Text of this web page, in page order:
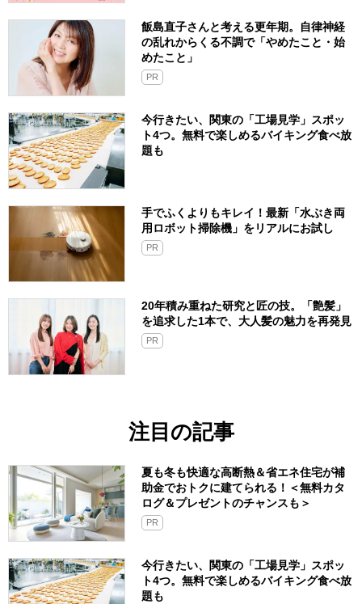
飯島直子さんと考える更年期。自律神経
の乱れからくる不調で「やめたこと・始
めたこと」
PR
今行きたい、関東の「工場見学」スポッ
ト4つ。無料で楽しめるバイキング食べ放
題も
手でふくよりもキレイ！最新「水ぶき両
用ロボット掃除機」をリアルにお試し
PR
20年積み重ねた研究と匠の技。「艶髪」
を追求した1本で、大人髪の魅力を再発見
PR
注目の記事
夏も冬も快適な高断熱＆省エネ住宅が補
助金でおトクに建てられる！＜無料カタ
ログ＆プレゼントのチャンスも＞
PR
今行きたい、関東の「工場見学」スポッ
ト4つ。無料で楽しめるバイキング食べ放
題も